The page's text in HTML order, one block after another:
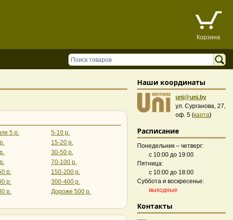
Корзина
5 р.
5-10 р.
15-20 р.
30-50 р.
70-100 р.
р.
150-200 р.
р.
300-400 р.
р.
Дороже 500 р.
Наши координаты
uni@uni.by
ул. Сурганова, 27,
оф. 5 (карта)
Расписание
Понедельник – четверг:
с 10:00 до 19:00
Пятница:
с 10:00 до 18:00
Суббота и воскресенье:
выходные
Контакты